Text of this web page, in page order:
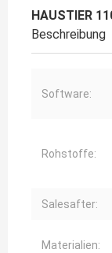
HAUSTIER
Beschreibung
Software:
Rohstoffe:
Salesafter:
Materialien: